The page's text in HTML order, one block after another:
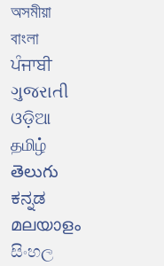
অসমীয়া
বাংলা
ਪੰਜਾਬੀ
ગુજરાતી
ଓଡ଼ିଆ
தமிழ்
తెలుగు
ಕನ್ನಡ
മലയാളം
සිංහල